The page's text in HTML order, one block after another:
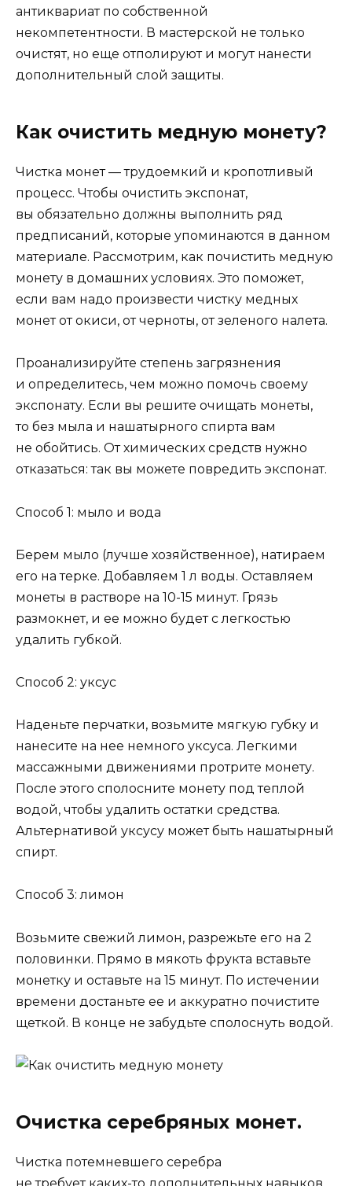
антиквариат по собственной
некомпетентности. В мастерской не только
очистят, но еще отполируют и могут нанести
дополнительный слой защиты.
Как очистить медную монету?
Чистка монет — трудоемкий и кропотливый
процесс. Чтобы очистить экспонат,
вы обязательно должны выполнить ряд
предписаний, которые упоминаются в данном
материале. Рассмотрим, как почистить медную
монету в домашних условиях. Это поможет,
если вам надо произвести чистку медных
монет от окиси, от черноты, от зеленого налета.
Проанализируйте степень загрязнения
и определитесь, чем можно помочь своему
экспонату. Если вы решите очищать монеты,
то без мыла и нашатырного спирта вам
не обойтись. От химических средств нужно
отказаться: так вы можете повредить экспонат.
Способ 1: мыло и вода
Берем мыло (лучше хозяйственное), натираем
его на терке. Добавляем 1 л воды. Оставляем
монеты в растворе на 10-15 минут. Грязь
размокнет, и ее можно будет с легкостью
удалить губкой.
Способ 2: уксус
Наденьте перчатки, возьмите мягкую губку и
нанесите на нее немного уксуса. Легкими
массажными движениями протрите монету.
После этого сполосните монету под теплой
водой, чтобы удалить остатки средства.
Альтернативой уксусу может быть нашатырный
спирт.
Способ 3: лимон
Возьмите свежий лимон, разрежьте его на 2
половинки. Прямо в мякоть фрукта вставьте
монетку и оставьте на 15 минут. По истечении
времени достаньте ее и аккуратно почистите
щеткой. В конце не забудьте сполоснуть водой.
Очистка серебряных монет.
Чистка потемневшего серебра